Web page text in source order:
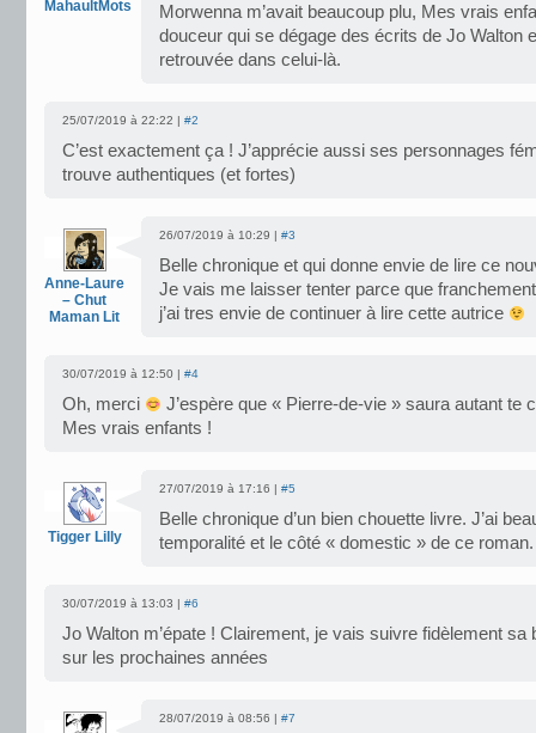
MahaultMots
Morwenna m’avait beaucoup plu, Mes vrais
douceur qui se dégage des écrits de Jo Walton
retrouvée dans celui-là.
25/07/2019 à 22:22 | #2
C’est exactement ça ! J’apprécie aussi ses personnages
trouve authentiques (et fortes)
Anne-Laure
– Chut
Maman Lit
26/07/2019 à 10:29 | #3
Belle chronique et qui donne envie de lire ce
Je vais me laisser tenter parce que
j’ai tres envie de continuer à lire cette autrice
30/07/2019 à 12:50 | #4
Oh, merci
J’espère que « Pierre-de-vie » saura autant te
Mes vrais enfants !
Tigger Lilly
27/07/2019 à 17:16 | #5
Belle chronique d’un bien chouette livre. J’ai
temporalité et le côté « domestic » de ce roman.
30/07/2019 à 13:03 | #6
Jo Walton m’épate ! Clairement, je vais suivre fidèlement sa
sur les prochaines années
28/07/2019 à 08:56 | #7